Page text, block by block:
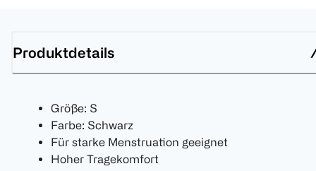
Produktdetails
Größe: S
Farbe: Schwarz
Für starke Menstruation geeignet
Hoher Tragekomfort